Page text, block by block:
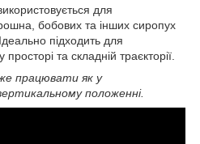
для
бобових та інших сиропух
підходить для
та складній траєкторії.
працювати як у
положенні.